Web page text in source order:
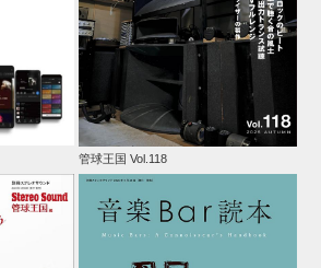
管球王国 Vol.118